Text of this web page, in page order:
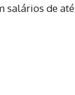
salários de até